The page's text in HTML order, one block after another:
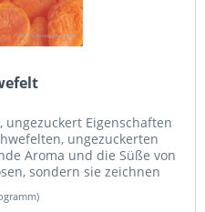
Eigenschaften
ungezuckerten
Aroma und die Süße von
sondern sie zeichnen